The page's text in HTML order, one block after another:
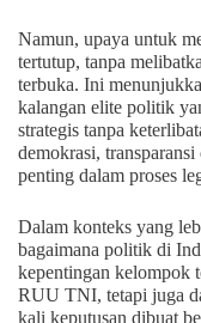
Namun, upaya untuk
tertutup, tanpa
terbuka. Ini
kalangan elite politik
strategis tanpa
demokrasi,
penting dalam proses
Dalam konteks yang
bagaimana politik di
kepentingan kelompok
RUU TNI, tetapi juga
kali keputusan dibuat